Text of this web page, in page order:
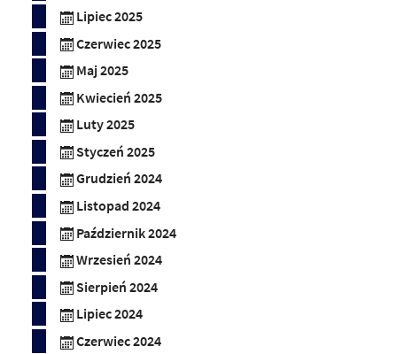
Lipiec 2025
Czerwiec 2025
Maj 2025
Kwiecień 2025
Luty 2025
Styczeń 2025
Grudzień 2024
Listopad 2024
Październik 2024
Wrzesień 2024
Sierpień 2024
Lipiec 2024
Czerwiec 2024